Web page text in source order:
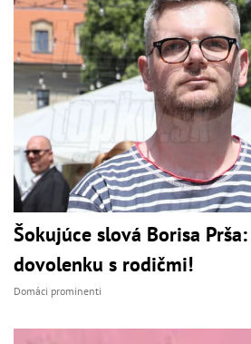
Šokujúce slová Borisa
dovolenku s rodičmi!
Domáci prominenti